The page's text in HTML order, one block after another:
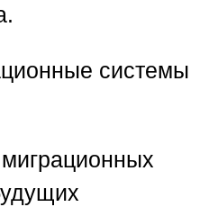
системы